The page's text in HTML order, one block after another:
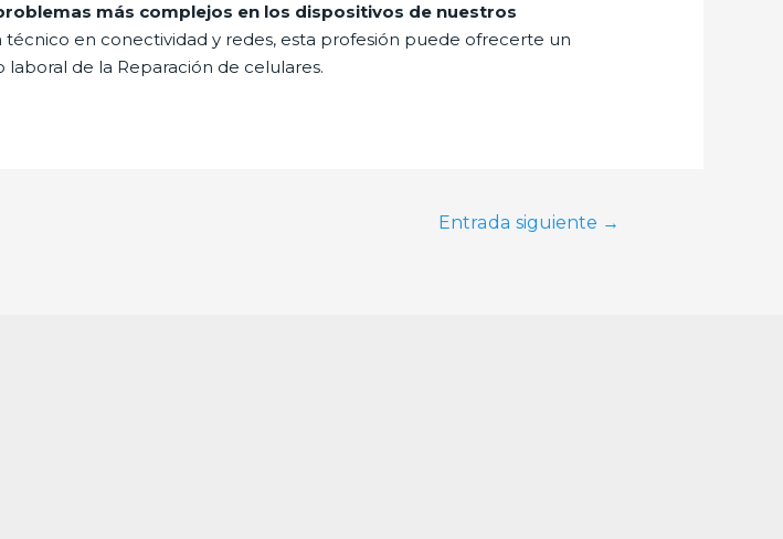
más complejos en los dispositivos de nuestros
en conectividad y redes, esta profesión puede ofrecerte un
de la Reparación de celulares.
Entrada siguiente →